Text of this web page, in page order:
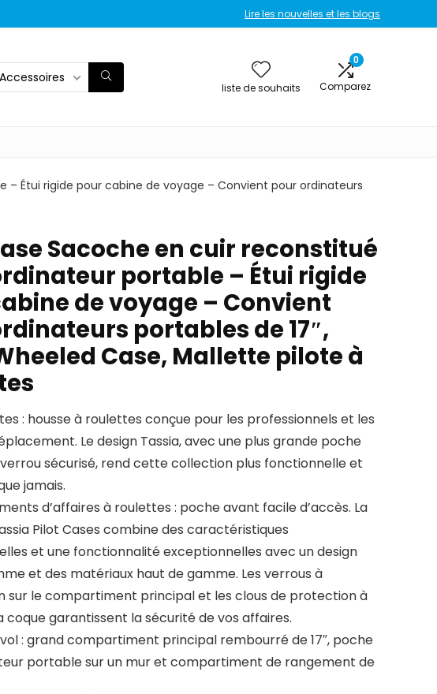
Lire les nouvelles et les blogs
Accessoires
liste de souhaits
0
Comparez
Étui rigide pour cabine de voyage – Convient pour ordinateurs
Sacoche en cuir reconstitué
portable – Étui rigide
de voyage – Convient
portables de 17″,
Case, Mallette pilote à
: housse à roulettes conçue pour les professionnels et les
Le design Tassia, avec une plus grande poche
sécurisé, rend cette collection plus fonctionnelle et
jamais.
d’affaires à roulettes : poche avant facile d’accès. La
Pilot Cases combine des caractéristiques
et une fonctionnalité exceptionnelles avec un design
et des matériaux haut de gamme. Les verrous à
sur le compartiment principal et les clous de protection à
coque garantissent la sécurité de vos affaires.
: grand compartiment principal rembourré de 17″, poche
portable sur un mur et compartiment de rangement de